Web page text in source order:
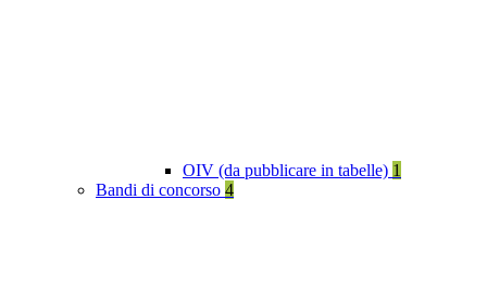
OIV (da pubblicare in tabelle) 1
Bandi di concorso 4